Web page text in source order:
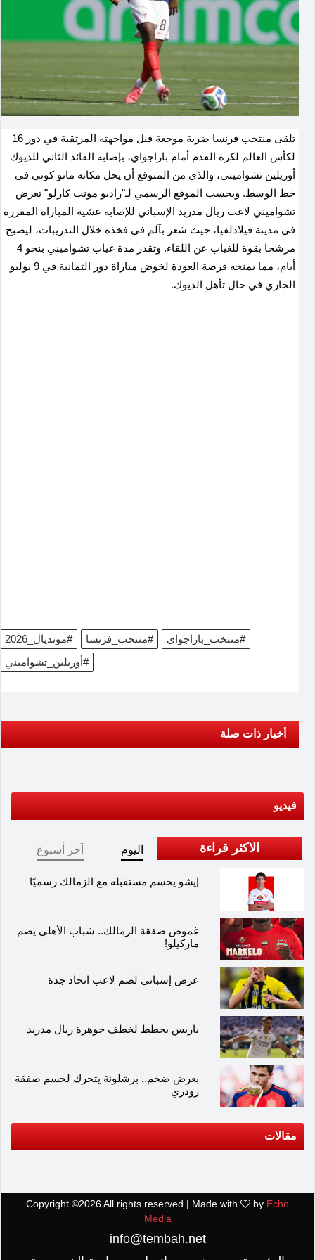
تلقى منتخب فرنسا ضربة موجعة قبل مواجهته المرتقبة في دور 16
لكأس العالم لكرة القدم أمام باراجواي، بإصابة القائد الثاني للديوك
أوريلين تشواميني، والذي من المتوقع أن يحل مكانه مانو كوني في
خط الوسط. وبحسب الموقع الرسمي لـ"راديو مونت كارلو" تعرض
تشواميني لاعب ريال مدريد الإسباني للإصابة عشية المباراة المقررة
في مدينة فيلادلفيا، حيث شعر بآلم في فخذه خلال التدريبات، ليصبح
مرشحا بقوة للغياب عن اللقاء. وتقدر مدة غياب تشواميني بنحو 4
أيام، مما يمنحه فرصة العودة لخوض مباراة دور الثمانية في 9 يوليو
الجاري في حال تأهل الديوك.
#مونديال_2026 #منتخب_فرنسا
#منتخب_باراجواي
#أوريلين_تشواميني
أخبار ذات صلة
فيديو
الاكثر قراءة اليوم آخر أسبوع
إيشو يحسم مستقبله مع الزمالك رسميًا
غموض صفقة الزمالك.. شباب الأهلي يضم
ماركيلو!
عرض إسباني لضم لاعب اتحاد جدة
باريس يخطط لخطف جوهرة ريال مدريد
بعرض ضخم.. برشلونة يتحرك لحسم صفقة
رودري
مقالات
Copyright ©2026 All rights reserved | Made with by Echo
Media
info@tembah.net